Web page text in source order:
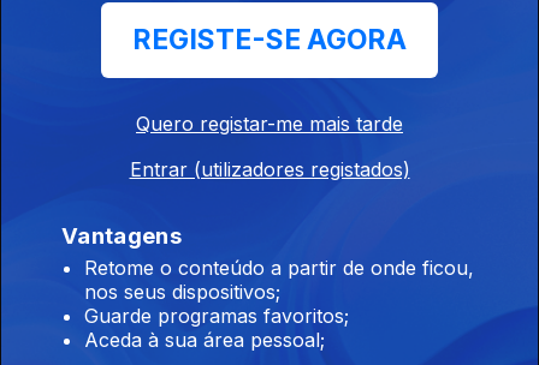
06 jul. 2026
Hoje, no Mundial 2026, joga-se o Portugal/Espanha. Quem
Ponto Central, ao editor executivo d'A Bola, Fernando Urbano,
Mundial Futebol. Portugal vence Croácia e está
Ep. 119
03 jul. 2026
Eduarda Maio conversa com a comentadora de Desporto da
RTP Antena 1 Matilde Fidalgo, sobre a vitória de Portugal por
2-1 frente à Croácia, que garantiu a passagem da seleção
portuguesa para os oitavos de final do Mundial
REGISTE-SE AGORA
Quero registar-me mais tarde
Entrar (utilizadores registados)
Vantagens
Retome o conteúdo a partir de onde ficou,
nos seus dispositivos;
Guarde programas favoritos;
Aceda à sua área pessoal;